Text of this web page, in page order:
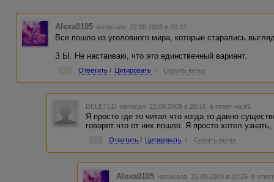
Alexa0105 написала 22.09.2009 в 20:12
Все пошло из уголовного мира, которые старались
З.Ы. Не настаиваю, что это единственный вариант.
Ответить / Цитировать / Скрыть ветку
DELETED написал 22.09.2009 в 20:16 в ответ на #1
Я просто где то читал что когда то давно
говорят что от них пошло. Я просто хотел
Ответить / Цитировать / Скрыть ветку
Alexa0105 написала 22.09.2009 в 20:26 в